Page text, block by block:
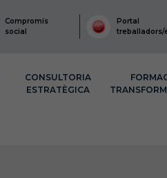
Compromís
social
Portal
treballadors/
CONSULTORIA
ESTRATÈGICA